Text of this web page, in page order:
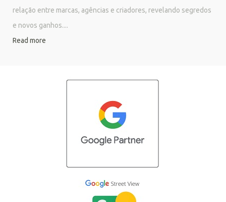
relação entre marcas, agências e criadores, revelando segredos
e novos ganhos....
Read more